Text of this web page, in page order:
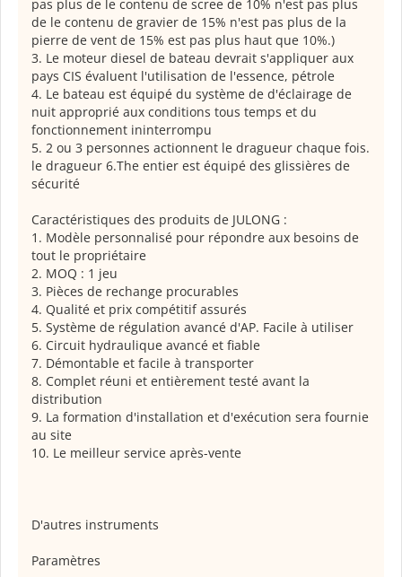
pas plus de le contenu de scree de 10% n'est pas plus
de le contenu de gravier de 15% n'est pas plus de la
pierre de vent de 15% est pas plus haut que 10%.)
3. Le moteur diesel de bateau devrait s'appliquer aux
pays CIS évaluent l'utilisation de l'essence, pétrole
4. Le bateau est équipé du système de d'éclairage de
nuit approprié aux conditions tous temps et du
fonctionnement ininterrompu
5. 2 ou 3 personnes actionnent le dragueur chaque fois.
le dragueur 6.The entier est équipé des glissières de
sécurité
Caractéristiques des produits de JULONG :
1. Modèle personnalisé pour répondre aux besoins de
tout le propriétaire
2. MOQ : 1 jeu
3. Pièces de rechange procurables
4. Qualité et prix compétitif assurés
5. Système de régulation avancé d'AP. Facile à utiliser
6. Circuit hydraulique avancé et fiable
7. Démontable et facile à transporter
8. Complet réuni et entièrement testé avant la
distribution
9. La formation d'installation et d'exécution sera fournie
au site
10. Le meilleur service après-vente
D'autres instruments
Paramètres